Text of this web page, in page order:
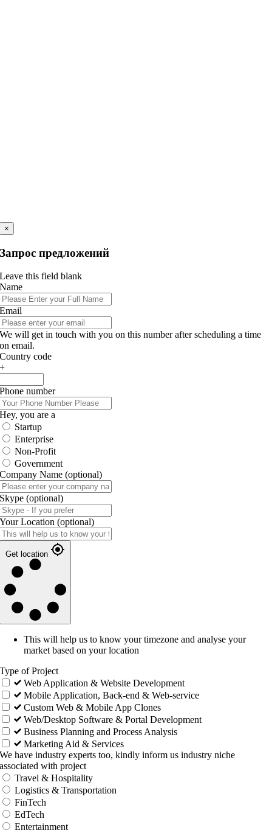
×
Запрос предложений
Leave this field blank
Name
Email
We will get in touch with you on this number after scheduling a time
on email.
Country code
+
Phone number
Hey, you are a
Startup
Enterprise
Non-Profit
Government
Company Name (optional)
Skype (optional)
Your Location (optional)
Get location
This will help us to know your timezone and analyse your
market based on your location
Type of Project
Web Application & Website Development
Mobile Application, Back-end & Web-service
Custom Web & Mobile App Clones
Web/Desktop Software & Portal Development
Business Planning and Process Analysis
Marketing Aid & Services
We have industry experts too, kindly inform us industry niche
associated with project
Travel & Hospitality
Logistics & Transportation
FinTech
EdTech
Entertainment